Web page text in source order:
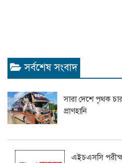
সর্বশেষ সংবাদ
সারা দেশে পৃথক
প্রাণহানি
এইচএসসি